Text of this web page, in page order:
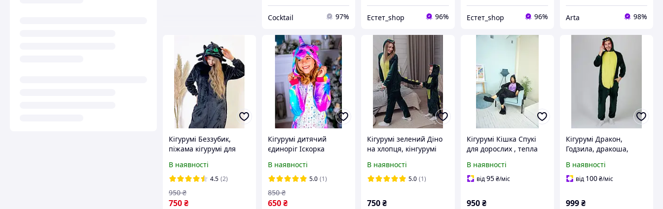
Cocktail 97% Естет_shop 96% Естет_shop 96% Arta 98%
Кігурумі Беззубик,
піжама кігурумі для
дракон, костюм
беззубика для дівчини
В наявності
4.5 (2)
750₴
950 ₴
Кігурумі дитячий
єдиноріг Іскорка
з блискавкою, піжама
кегурумі єдиноріжка
В наявності
5.0 (1)
650₴
850 ₴
Кігурумі зелений Діно
на хлопця, кінгурумі
на ґудзиках з довгим
хвостом теплий
В наявності
5.0 (1)
750₴
Кігурумі Кішка Спукі
для дорослих , тепла
дорослих
В наявності
від95 ₴/міс
950 ₴
Кігурумі Дракон,
Годзила, дракоша,
чоловіча. Тепла м'яка
піжама для чоловіка
В наявності
від 100₴/міс
999₴